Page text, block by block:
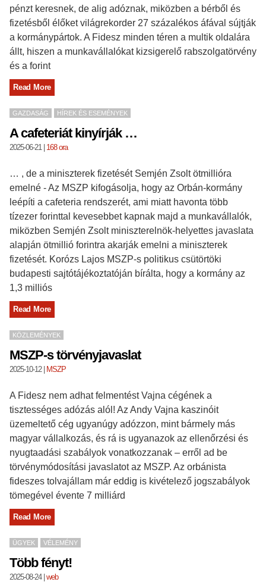
pénzt keresnek, de alig adóznak, miközben a bérből és
fizetésből élőket világrekorder 27 százalékos áfával sújtják
a kormánypártok. A Fidesz minden téren a multik oldalára
állt, hiszen a munkavállalókat kizsigerelő rabszolgatörvény
és a forint
Read More
GAZDASÁG HÍREK ÉS ESEMÉNYEK
A cafeteriát kinyírják …
2025-06-21| 168 ora
… , de a miniszterek fizetését Semjén Zsolt ötmillióra
emelné - Az MSZP kifogásolja, hogy az Orbán-kormány
leépíti a cafeteria rendszerét, ami miatt havonta több
tízezer forinttal kevesebbet kapnak majd a munkavállalók,
miközben Semjén Zsolt miniszterelnök-helyettes javaslata
alapján ötmillió forintra akarják emelni a miniszterek
fizetését. Korózs Lajos MSZP-s politikus csütörtöki
budapesti sajtótájékoztatóján bírálta, hogy a kormány az
1,3 milliós
Read More
KÖZLEMÉNYEK
MSZP-s törvényjavaslat
2025-10-12| MSZP
A Fidesz nem adhat felmentést Vajna cégének a
tisztességes adózás alól! Az Andy Vajna kaszinóit
üzemeltető cég ugyanúgy adózzon, mint bármely más
magyar vállalkozás, és rá is ugyanazok az ellenőrzési és
nyugtaadási szabályok vonatkozzanak – erről ad be
törvénymódosítási javaslatot az MSZP. Az orbánista
fideszes tolvajállam már eddig is kivételező jogszabályok
tömegével évente 7 milliárd
Read More
ÜGYEK VÉLEMÉNY
Több fényt!
2025-08-24| web